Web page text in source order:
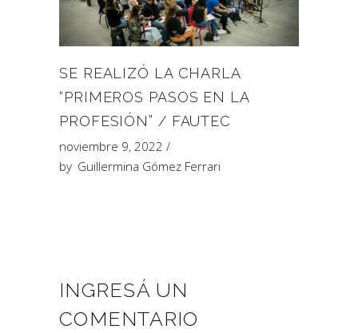
SE REALIZÓ LA CHARLA
“PRIMEROS PASOS EN LA
PROFESIÓN” / FAUTEC
noviembre 9, 2022
by Guillermina Gómez Ferrari
INGRESÁ UN
COMENTARIO